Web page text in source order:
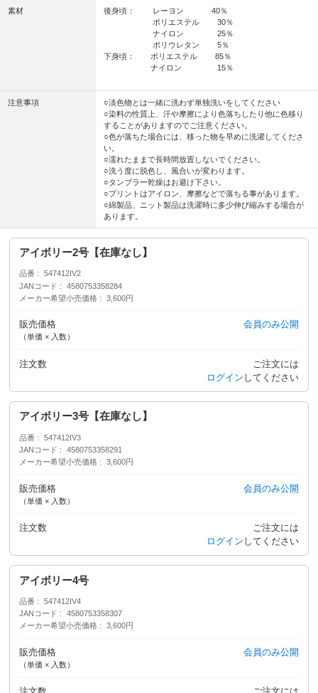
素材
後身頃： レーヨン 40％
ポリエステル 30％
ナイロン 25％
ポリウレタン 5％
下身頃： ポリエステル 85％
ナイロン 15％
注意事項
○淡色物とは一緒に洗わず単独洗いをしてください
○染料の性質上、汗や摩擦により色落ちしたり他に色移り
することがありますのでご注意ください。
○色が落ちた場合には、移った物を早めに洗濯してくださ
い。
○濡れたままで長時間放置しないでください。
○洗う度に脱色し、風合いが変わります。
○タンブラー乾燥はお避け下さい。
○プリントはアイロン、摩擦などで落ちる事があります。
○綿製品、ニット製品は洗濯時に多少伸び縮みする場合が
あります。
アイボリー2号【在庫なし】
品番
547412IV2
JANコード
4580753358284
メーカー希望小売価格
3,600円
販売価格
（単価 × 入数）
会員のみ公開
注文数
ご注文には
ログイン してください
アイボリー3号【在庫なし】
品番
547412IV3
JANコード
4580753358291
メーカー希望小売価格
3,600円
販売価格
（単価 × 入数）
会員のみ公開
注文数
ご注文には
ログイン してください
アイボリー4号
品番
547412IV4
JANコード
4580753358307
メーカー希望小売価格
3,600円
販売価格
（単価 × 入数）
会員のみ公開